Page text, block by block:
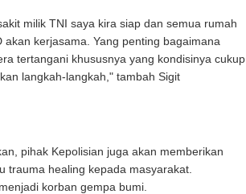
milik TNI saya kira siap dan semua rumah
akan kerjasama. Yang penting bagaimana
tertangani khususnya yang kondisinya cukup
langkah-langkah," tambah Sigit
pihak Kepolisian juga akan memberikan
trauma healing kepada masyarakat.
korban gempa bumi.